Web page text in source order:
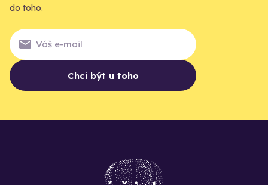
do toho.
Chci být u toho